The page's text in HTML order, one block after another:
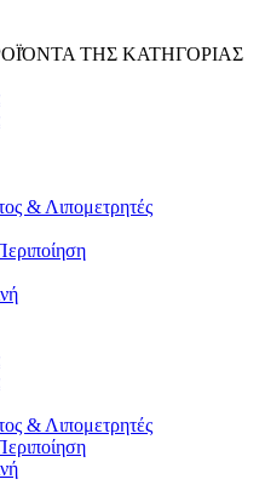
ΤΗΣ ΚΑΤΗΓΟΡΙΑΣ
& Λιπομετρητές
& Λιπομετρητές